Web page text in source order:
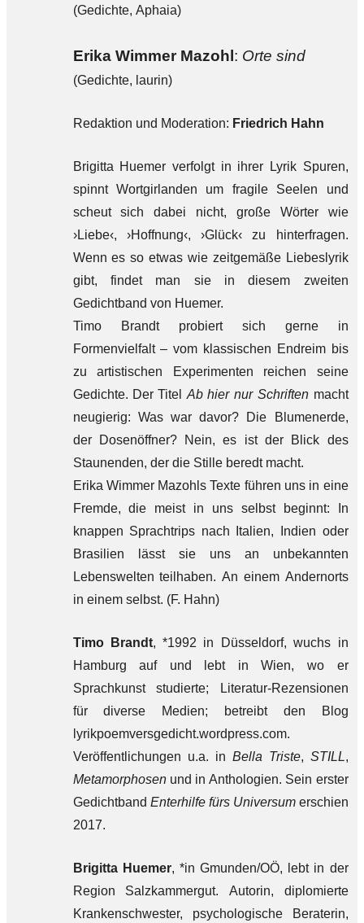
(Gedichte, Aphaia)
Erika Wimmer Mazohl : Orte sind
(Gedichte, laurin)
Redaktion und Moderation: Friedrich Hahn
Brigitta Huemer verfolgt in ihrer Lyrik Spuren,
spinnt Wortgirlanden um fragile Seelen und
scheut sich dabei nicht, große Wörter wie
›Liebe‹, ›Hoffnung‹, ›Glück‹ zu hinterfragen.
Wenn es so etwas wie zeitgemäße Liebeslyrik
gibt, findet man sie in diesem zweiten
Gedichtband von Huemer.
Timo Brandt probiert sich gerne in
Formenvielfalt – vom klassischen Endreim bis
zu artistischen Experimenten reichen seine
Gedichte. Der Titel Ab hier nur Schriftenmacht
neugierig: Was war davor? Die Blumenerde,
der Dosenöffner? Nein, es ist der Blick des
Staunenden, der die Stille beredt macht.
Erika Wimmer Mazohls Texte führen uns in eine
Fremde, die meist in uns selbst beginnt: In
knappen Sprachtrips nach Italien, Indien oder
Brasilien lässt sie uns an unbekannten
Lebenswelten teilhaben. An einem Andernorts
in einem selbst. (F. Hahn)
Timo Brandt, *1992 in Düsseldorf, wuchs in
Hamburg auf und lebt in Wien, wo er
Sprachkunst studierte; Literatur-Rezensionen
für diverse Medien; betreibt den Blog
lyrikpoemversgedicht.wordpress.com.
Veröffentlichungen u.a. in Bella Triste, STILL,
Metamorphosenund in Anthologien. Sein erster
Gedichtband Enterhilfe fürs Universum erschien
2017.
Brigitta Huemer, *in Gmunden/OÖ, lebt in der
Region Salzkammergut. Autorin, diplomierte
Krankenschwester, psychologische Beraterin,